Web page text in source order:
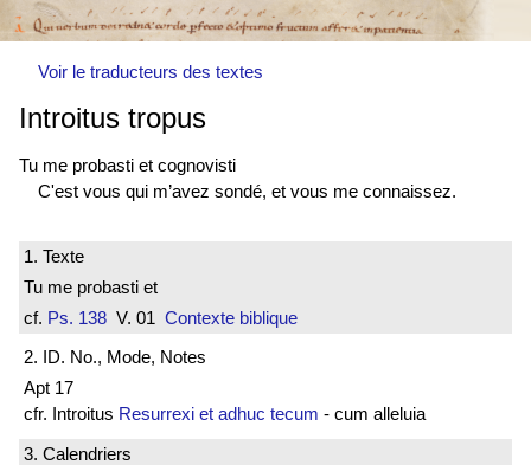
Voir le traducteurs des textes
Introitus tropus
Tu me probasti et cognovisti
C'est vous qui m’avez sondé, et vous me connaissez.
1. Texte
Tu me probasti et
cf. Ps. 138 V. 01 Contexte biblique
2. ID. No., Mode, Notes
Apt 17
cfr. Introitus Resurrexi et adhuc tecum - cum alleluia
3. Calendriers